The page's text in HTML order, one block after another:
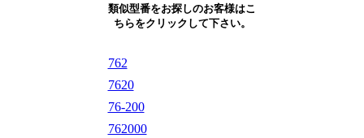
類似型番をお探しのお客様はこ
ちらをクリックして下さい。
762
7620
76-200
762000